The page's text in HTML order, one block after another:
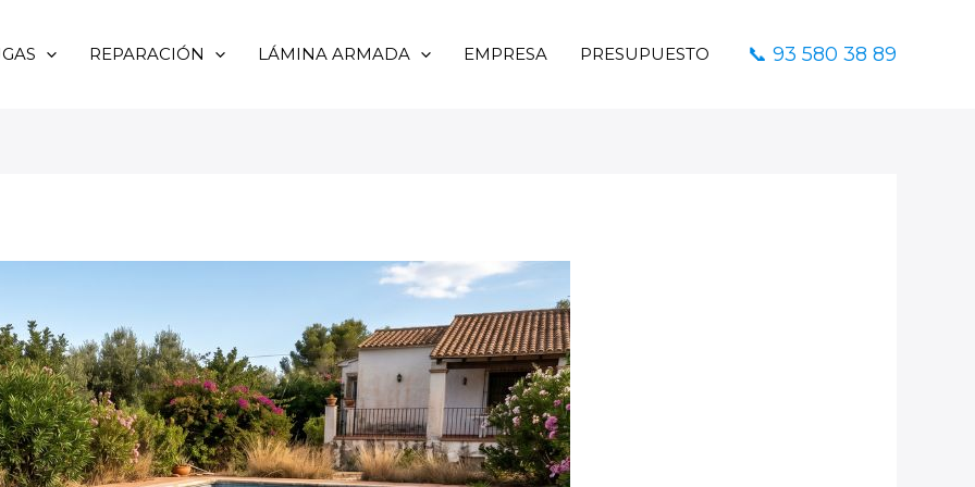
REPARACIÓN LÁMINA ARMADA EMPRESA PRESUPUESTO 📞 93 580 38 89